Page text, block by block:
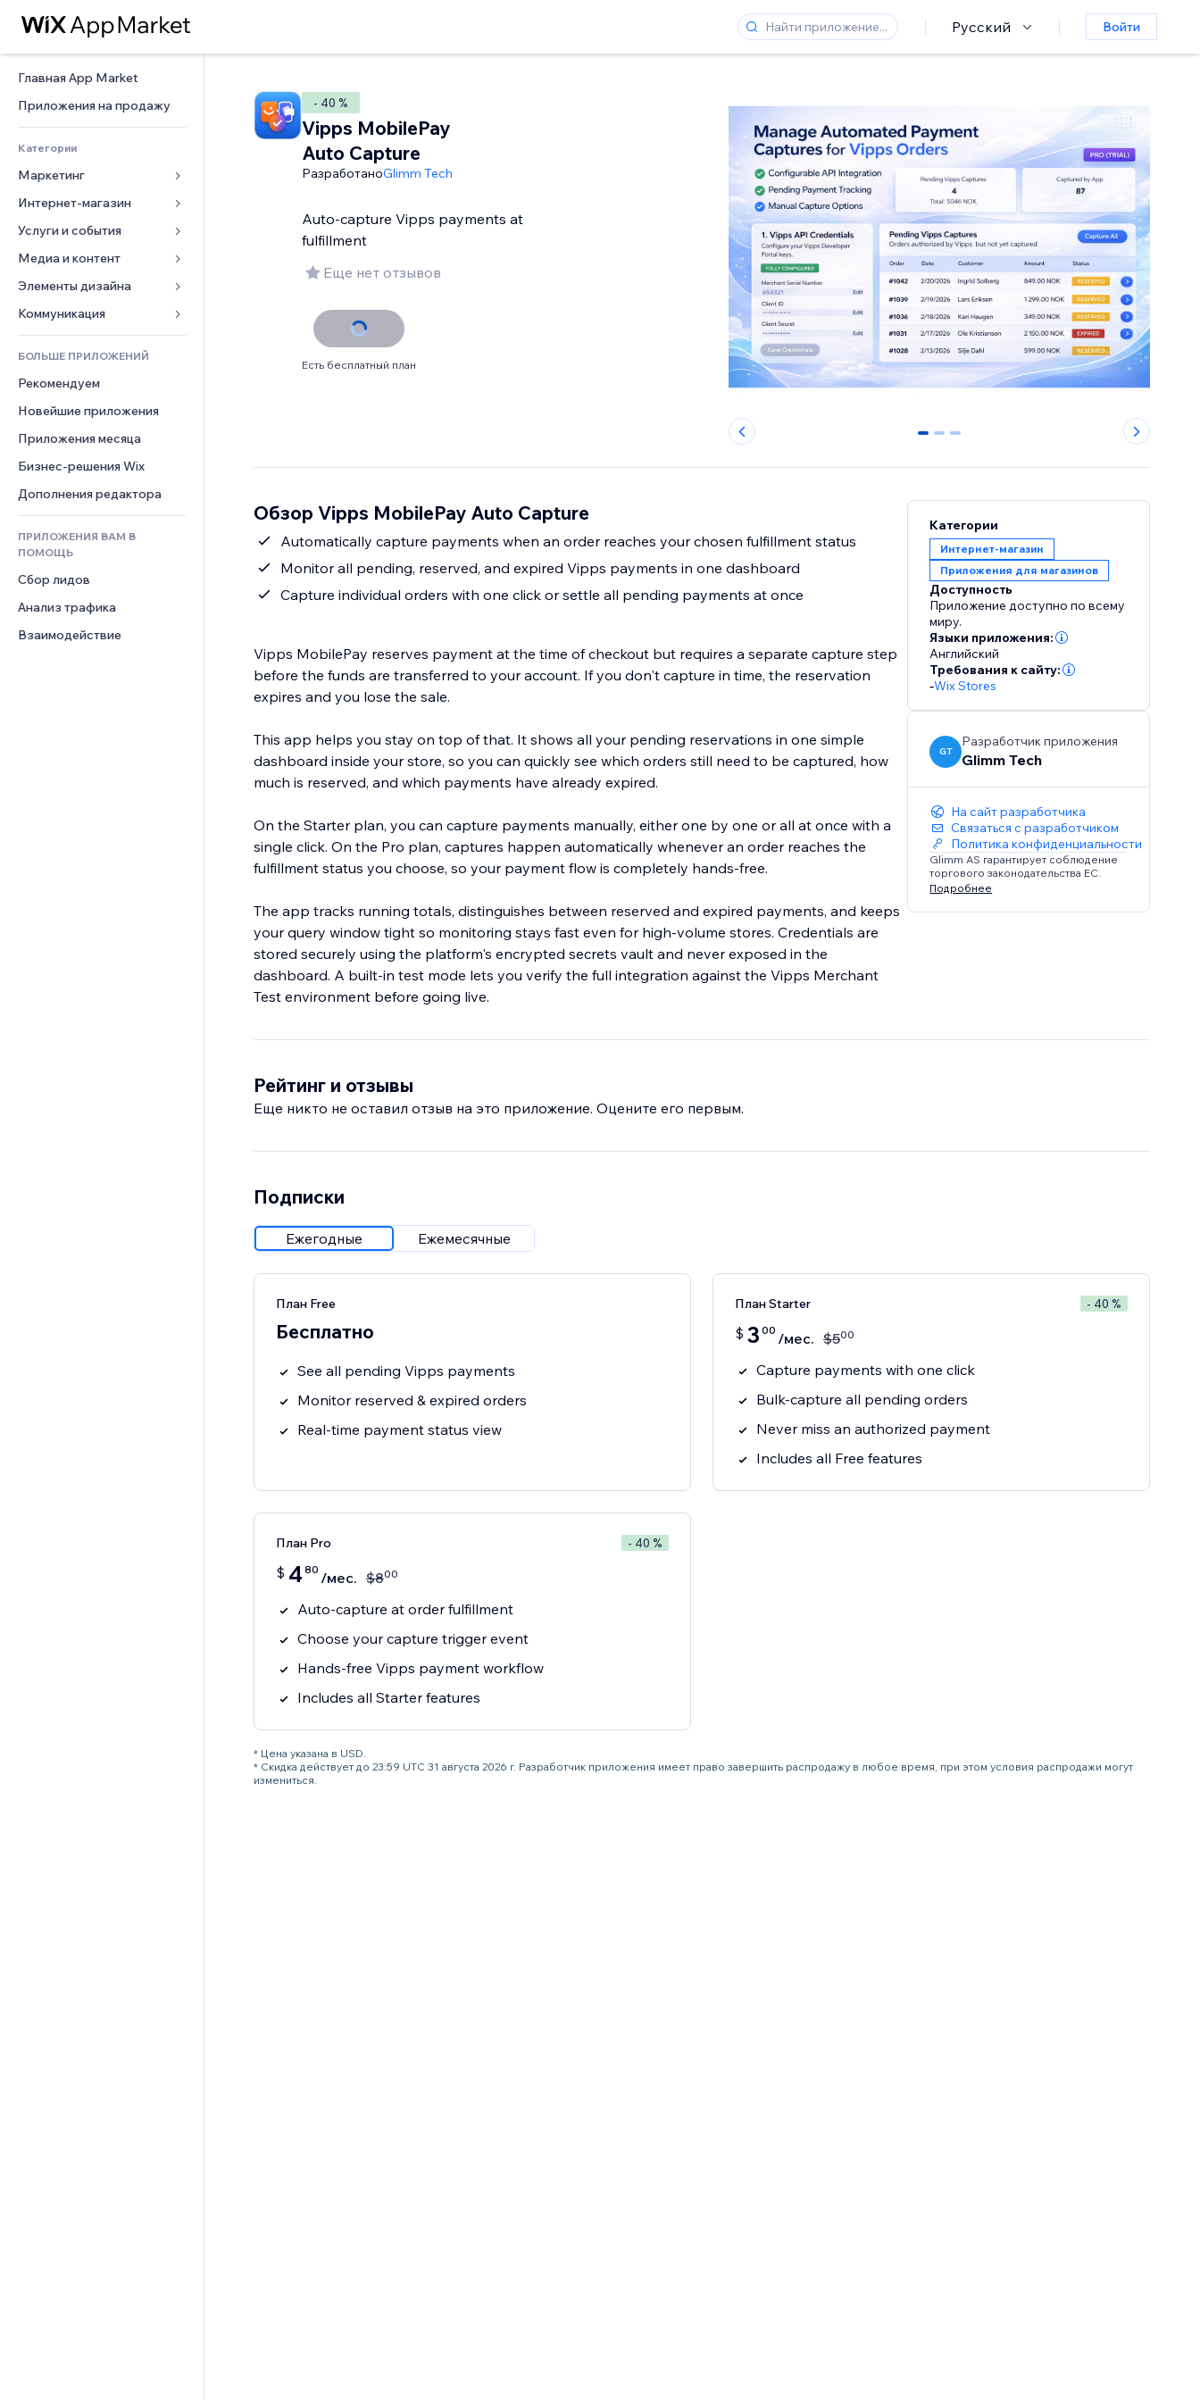
Русский Войти
Главная App Market
Приложения на продажу
Категории
Маркетинг
Реклама
Моб. версия
Веб-аналитика
Списки сайтов
Эл. почта
Интернет-магазин
Приложения для магазинов
Доставка
Кнопки продаж
Бухгалтерский учет
Купоны и лояльность
Складские услуги
Еда и напитки
Услуги и события
Отели
События
Рестораны
Недвижимость
Онлайн-запись
Медиа и контент
Галерея
Музыка
Подкасты
Фотография
Видео
PDF
Обмен файлами
Новости
Элементы дизайна
Карты и навигация
Конфиденциальность и
безопасность
Часы
Баннеры и значки
Калькуляторы
Погода
Графики и таблицы
Формы
Опросы
Чат
Комментарии
Телефон
Сообщество
Отзывы и комментарии
Управление отношениями с
клиентом (CRM)
БОЛЬШЕ ПРИЛОЖЕНИЙ
Рекомендуем
Новейшие приложения
Приложения месяца
Бизнес-решения Wix
Дополнения редактора
ПРИЛОЖЕНИЯ ВАМ В
ПОМОЩЬ
Сбор лидов
Анализ трафика
Взаимодействие
- 40 %
Vipps MobilePay
Auto Capture
РазработаноGlimm Tech
Auto-capture Vipps payments at
fulfillment
Еще нет отзывов
Есть бесплатный план
0 1 2
Обзор Vipps MobilePay Auto Capture
Automatically capture payments when an order reaches your chosen fulfillment status
Monitor all pending, reserved, and expired Vipps payments in one dashboard
Capture individual orders with one click or settle all pending payments at once
Vipps MobilePay reserves payment at the time of checkout but requires a separate capture step
before the funds are transferred to your account. If you don't capture in time, the reservation
expires and you lose the sale.
This app helps you stay on top of that. It shows all your pending reservations in one simple
dashboard inside your store, so you can quickly see which orders still need to be captured, how
much is reserved, and which payments have already expired.
On the Starter plan, you can capture payments manually, either one by one or all at once with a
single click. On the Pro plan, captures happen automatically whenever an order reaches the
fulfillment status you choose, so your payment flow is completely hands-free.
The app tracks running totals, distinguishes between reserved and expired payments, and keeps
your query window tight so monitoring stays fast even for high-volume stores. Credentials are
stored securely using the platform's encrypted secrets vault and never exposed in the
dashboard. A built-in test mode lets you verify the full integration against the Vipps Merchant
Категории
Интернет-магазин
Приложения для магазинов
Доступность
Приложение доступно по всему
миру.
Языки приложения:
Английский
Требования к сайту:
-Wix Stores
GT
Разработчик приложения
Glimm Tech
На сайт разработчика
Связаться с разработчиком
Политика конфиденциальности
Glimm AS гарантирует соблюдение
торгового законодательства ЕС.
Подробнее
Рейтинг и отзывы
Еще никто не оставил отзыв на это приложение. Оцените его первым.
Подписки
Ежегодные Ежемесячные
План Free
Бесплатно
See all pending Vipps payments
Monitor reserved & expired orders
Real-time payment status view
План Starter - 40 %
$ 3 00 /мес. $500
Capture payments with one click
Bulk-capture all pending orders
Never miss an authorized payment
Includes all Free features
План Pro - 40 %
$ 4 80 /мес. $800
Auto-capture at order fulfillment
Choose your capture trigger event
Hands-free Vipps payment workflow
Includes all Starter features
* Цена указана в USD.
* Скидка действует до 23:59 UTC 31 августа 2026 г. Разработчик приложения имеет право завершить распродажу в любое время, при этом условия распродажи могут
измениться.